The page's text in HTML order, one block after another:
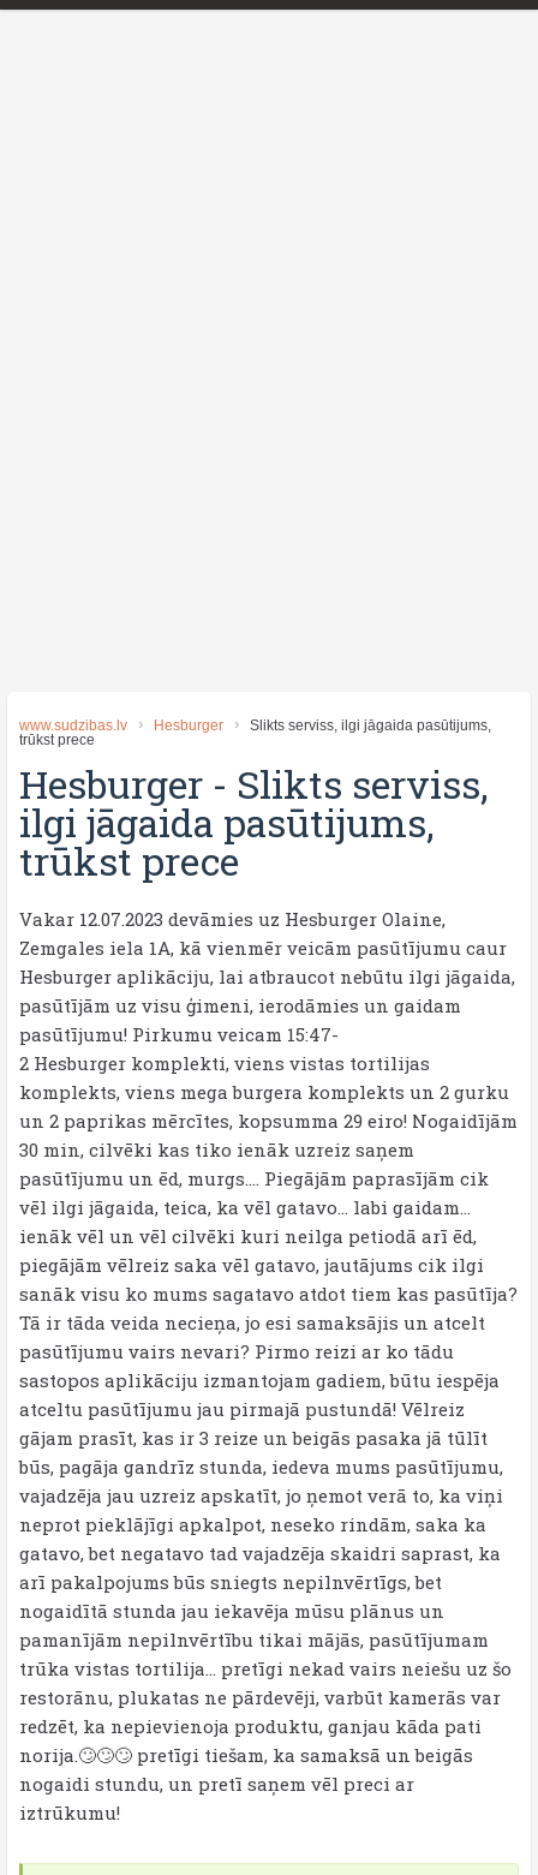
www.sudzibas.lv Hesburger
Slikts serviss, ilgi jāgaida pasūtijums,
trūkst prece
Hesburger - Slikts serviss,
ilgi jāgaida pasūtijums,
trūkst prece
Vakar 12.07.2023 devāmies uz Hesburger Olaine,
Zemgales iela 1A, kā vienmēr veicām pasūtījumu caur
Hesburger aplikāciju, lai atbraucot nebūtu ilgi jāgaida,
pasūtījām uz visu ģimeni, ierodāmies un gaidam
pasūtījumu! Pirkumu veicam 15:47-
2 Hesburger komplekti, viens vistas tortilijas
komplekts, viens mega burgera komplekts un 2 gurku
un 2 paprikas mērcītes, kopsumma 29 eiro! Nogaidījām
30 min, cilvēki kas tiko ienāk uzreiz saņem
pasūtījumu un ēd, murgs…. Piegājām paprasījām cik
vēl ilgi jāgaida, teica, ka vēl gatavo… labi gaidam…
ienāk vēl un vēl cilvēki kuri neilga petiodā arī ēd,
piegājām vēlreiz saka vēl gatavo, jautājums cik ilgi
sanāk visu ko mums sagatavo atdot tiem kas pasūtīja?
Tā ir tāda veida necieņa, jo esi samaksājis un atcelt
pasūtījumu vairs nevari? Pirmo reizi ar ko tādu
sastopos aplikāciju izmantojam gadiem, būtu iespēja
atceltu pasūtījumu jau pirmajā pustundā! Vēlreiz
gājam prasīt, kas ir 3 reize un beigās pasaka jā tūlīt
būs, pagāja gandrīz stunda, iedeva mums pasūtījumu,
vajadzēja jau uzreiz apskatīt, jo ņemot verā to, ka viņi
neprot pieklājīgi apkalpot, neseko rindām, saka ka
gatavo, bet negatavo tad vajadzēja skaidri saprast, ka
arī pakalpojums būs sniegts nepilnvērtīgs, bet
nogaidītā stunda jau iekavēja mūsu plānus un
pamanījām nepilnvērtību tikai mājās, pasūtījumam
trūka vistas tortilija… pretīgi nekad vairs neiešu uz šo
restorānu, plukatas ne pārdevēji, varbūt kamerās var
redzēt, ka nepievienoja produktu, ganjau kāda pati
norija.🙄🙄🙄 pretīgi tiešam, ka samaksā un beigās
nogaidi stundu, un pretī saņem vēl preci ar
iztrūkumu!